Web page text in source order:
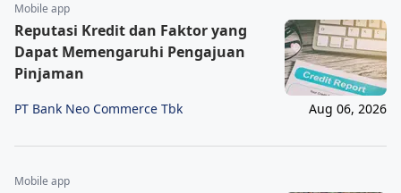
Mobile app
Reputasi Kredit dan Faktor yang
Dapat Memengaruhi Pengajuan
Pinjaman
PT Bank Neo Commerce Tbk Aug 06, 2026
Mobile app